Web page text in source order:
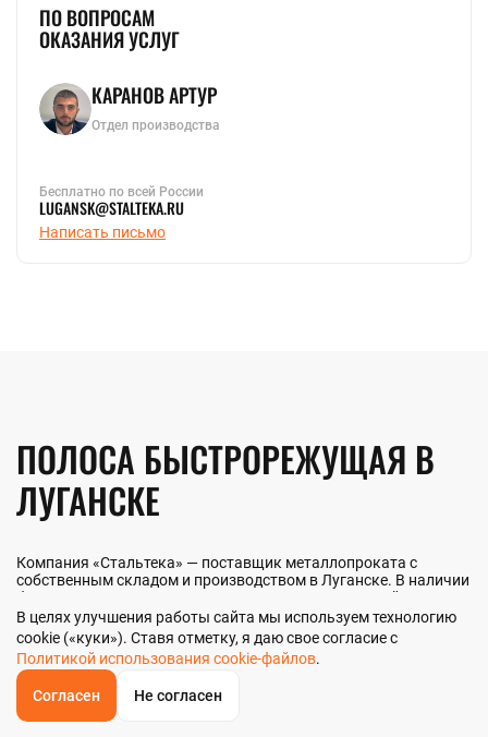
ОБРАТНЫЙЗВОНОК
ПО ВОПРОСАМ
ОКАЗАНИЯ УСЛУГ
КАРАНОВ АРТУР
Отдел производства
Бесплатно по всей России
LUGANSK@STALTEKA.RU
Написать письмо
ПОЛОСА БЫСТРОРЕЖУЩАЯ В
ЛУГАНСКЕ
Компания «Стальтека» — поставщик металлопроката с
собственным складом и производством в Луганске. В наличии
более 130 видов металлопроката и 70 наименований
металлоизделий — черный, цветной и нержавеющий прокат
любых типоразмеров. Мы реализуем полосу быстрорежущую
как оптом, так и в розницу прямо со склада из наличия или
под заказ. Контроль качества на всех этапах — от входного
анализа до отгрузки.
Главная
В целях улучшения работы сайта мы используем технологию
cookie («куки»). Ставя отметку, я даю свое согласие с
Политикой использования cookie-файлов.
Согласен Не согласен